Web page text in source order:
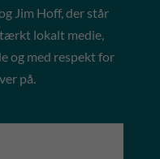
Jim Hoff, der står
lokalt medie,
og med respekt for
på.